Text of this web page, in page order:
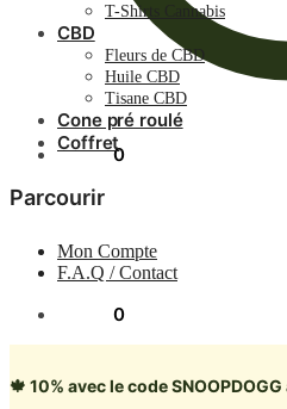
0.00€ 0
T-Shirts Cannabis
CBD
Fleurs de CBD
Huile CBD
Tisane CBD
Cone pré roulé
Coffret
Parcourir
Mon Compte
F.A.Q / Contact
0
🍁 10% avec le code